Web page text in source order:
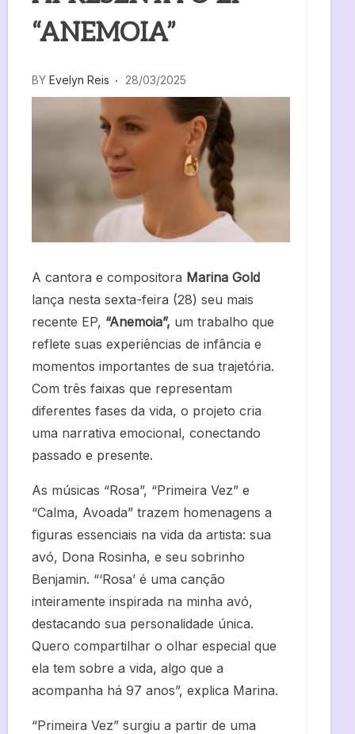
“ANEMOIA”
BY Evelyn Reis 28/03/2025
A cantora e compositora Marina Gold
lança nesta sexta-feira (28) seu mais
recente EP, “Anemoia”, um trabalho que
reflete suas experiências de infância e
momentos importantes de sua trajetória.
Com três faixas que representam
diferentes fases da vida, o projeto cria
uma narrativa emocional, conectando
passado e presente.
As músicas “Rosa”, “Primeira Vez” e
“Calma, Avoada” trazem homenagens a
figuras essenciais na vida da artista: sua
avó, Dona Rosinha, e seu sobrinho
Benjamin. “‘Rosa’ é uma canção
inteiramente inspirada na minha avó,
destacando sua personalidade única.
Quero compartilhar o olhar especial que
ela tem sobre a vida, algo que a
acompanha há 97 anos”, explica Marina.
“Primeira Vez” surgiu a partir de uma